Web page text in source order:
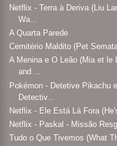
Netflix - Terra à Deriva (Liu
Wa...
A Quarta Parede
Cemitério Maldito (Pet
A Menina e O Leão (Mia et le
and ...
Pokémon - Detetive Pikachu
Detectiv...
Netflix - Ele Está Lá Fora
Netflix - Paskal - Missão
Tudo o Que Tivemos (What